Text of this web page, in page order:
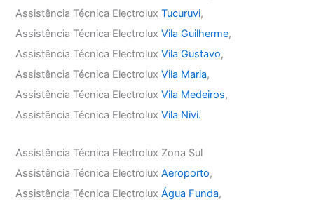
Assistência Técnica ElectroluxTucuruvi,
Assistência Técnica ElectroluxVila Guilherme,
Assistência Técnica ElectroluxVila Gustavo,
Assistência Técnica ElectroluxVila Maria,
Assistência Técnica ElectroluxVila Medeiros,
Assistência Técnica ElectroluxVila Nivi.
Assistência Técnica Electrolux Zona Sul
Assistência Técnica ElectroluxAeroporto,
Assistência Técnica ElectroluxÁgua Funda,